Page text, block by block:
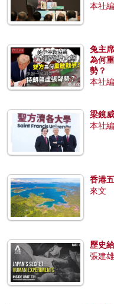
本社
兔主
為何
勢？
本社
梁鏡
本社
香港
來文
歷史
張建雄